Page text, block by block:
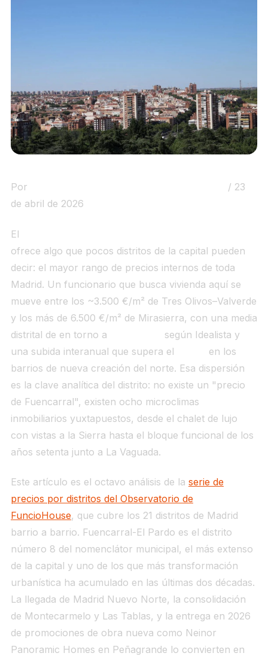
Por
/ 23
de abril de 2026
El
ofrece algo que pocos distritos de la capital pueden
decir: el mayor rango de precios internos de toda
Madrid. Un funcionario que busca vivienda aquí se
mueve entre los ~3.500 €/m² de Tres Olivos–Valverde
y los más de 6.500 €/m² de Mirasierra, con una media
distrital de en torno a
según Idealista y
una subida interanual que supera el
en los
barrios de nueva creación del norte. Esa dispersión
es la clave analítica del distrito: no existe un "precio
de Fuencarral", existen ocho microclimas
inmobiliarios yuxtapuestos, desde el chalet de lujo
con vistas a la Sierra hasta el bloque funcional de los
años setenta junto a La Vaguada.
Este artículo es el octavo análisis de la serie de
precios por distritos del Observatorio de
FuncioHouse, que cubre los 21 distritos de Madrid
barrio a barrio. Fuencarral-El Pardo es el distrito
número 8 del nomenclátor municipal, el más extenso
de la capital y uno de los que más transformación
urbanística ha acumulado en las últimas dos décadas.
La llegada de Madrid Nuevo Norte, la consolidación
de Montecarmelo y Las Tablas, y la entrega en 2026
de promociones de obra nueva como Neinor
Panoramic Homes en Peñagrande lo convierten en